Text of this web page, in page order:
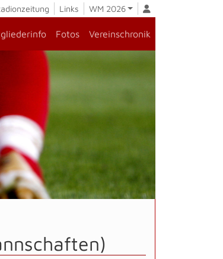
Links WM 2026
Fotos Vereinschronik